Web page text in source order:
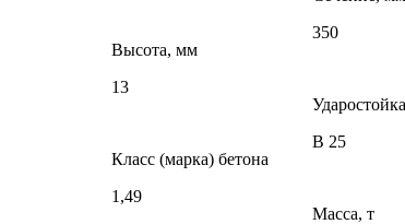
Высота, мм
350
13
Класс (марка) бетона
В 25
1,49
Масса, т